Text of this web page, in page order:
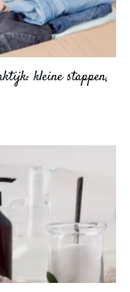
kleine stappen,